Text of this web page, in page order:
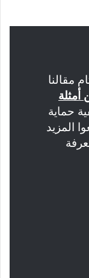
مقالنا
أمثلة
حماية
المزيد